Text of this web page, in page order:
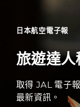
日本航空電子報
旅遊達人
取得 JAL 電子
最新資訊。